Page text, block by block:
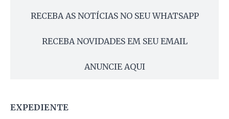
RECEBA AS NOTÍCIAS NO SEU WHATSAPP
RECEBA NOVIDADES EM SEU EMAIL
ANUNCIE AQUI
EXPEDIENTE